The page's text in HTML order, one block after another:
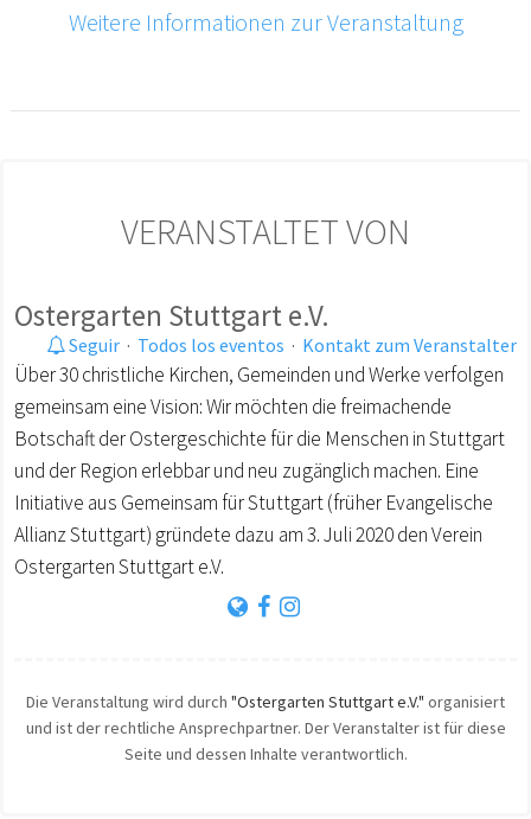
Weitere Informationen zur Veranstaltung
VERANSTALTET VON
Ostergarten Stuttgart e.V.
Seguir · Todos los eventos · Kontakt zum Veranstalter
Über 30 christliche Kirchen, Gemeinden und Werke verfolgen
gemeinsam eine Vision: Wir möchten die freimachende
Botschaft der Ostergeschichte für die Menschen in Stuttgart
und der Region erlebbar und neu zugänglich machen. Eine
Initiative aus Gemeinsam für Stuttgart (früher Evangelische
Allianz Stuttgart) gründete dazu am 3. Juli 2020 den Verein
Ostergarten Stuttgart e.V.
Die Veranstaltung wird durch "Ostergarten Stuttgart e.V." organisiert
und ist der rechtliche Ansprechpartner. Der Veranstalter ist für diese
Seite und dessen Inhalte verantwortlich.